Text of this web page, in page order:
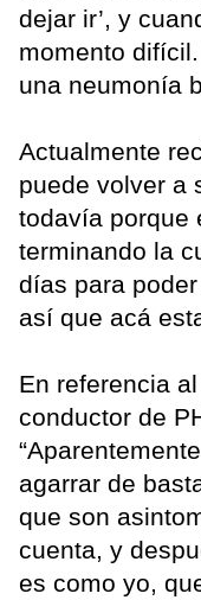
dejar ir’, y
momento
una neumonía
Actualmente
puede volver a
todavía porque
terminando la
días para
así que acá
En referencia
conductor de
agarrar de
que son
cuenta, y
es como yo,